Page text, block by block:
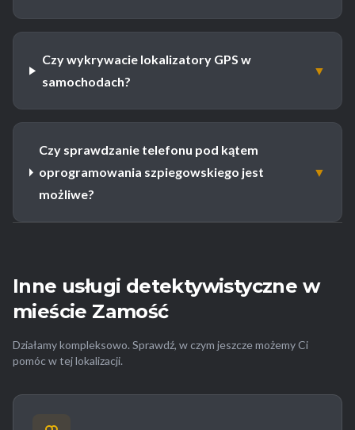
Czy wykrywacie lokalizatory GPS w
samochodach?
▼
Czy sprawdzanie telefonu pod kątem
oprogramowania szpiegowskiego jest
możliwe?
▼
Inne usługi detektywistyczne w
mieście Zamość
Działamy kompleksowo. Sprawdź, w czym jeszcze możemy Ci
pomóc w tej lokalizacji.